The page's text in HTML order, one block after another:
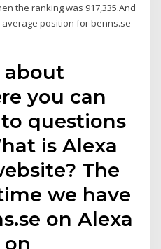
the ranking was 917,335.And
position for benns.se
about
you can
questions
is Alexa
The
we have
on Alexa
on